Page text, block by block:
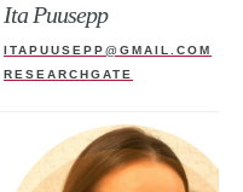
Ita Puusepp
ITAPUUSEPP@GMAIL.COM
RESEARCHGATE